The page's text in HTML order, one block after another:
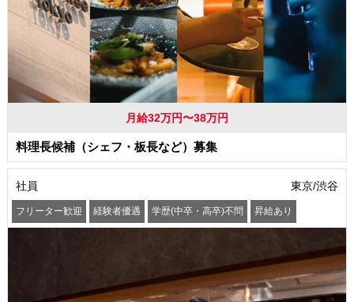
月給32万円〜38万円
料理長候補（シェフ・板長など）募集
社員 東京/渋谷
フリーター歓迎 経験者優遇 学歴(中卒・高卒)不問 昇給あり